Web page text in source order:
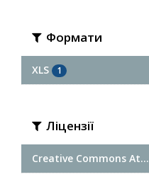
Формати
XLS 1
Ліцензії
Creative Commons At...